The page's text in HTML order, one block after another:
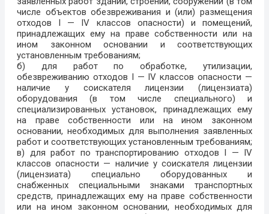
числе объектов обезвреживания и (или) размещения
отходов I — IV классов опасности) и помещений,
принадлежащих ему на праве собственности или на
ином законном основании и соответствующих
установленным требованиям;
б) для работ по обработке, утилизации,
обезвреживанию отходов I — IV классов опасности —
наличие у соискателя лицензии (лицензиата)
оборудования (в том числе специального) и
специализированных установок, принадлежащих ему
на праве собственности или на ином законном
основании, необходимых для выполнения заявленных
работ и соответствующих установленным требованиям;
в) для работ по транспортированию отходов I — IV
классов опасности — наличие у соискателя лицензии
(лицензиата) специально оборудованных и
снабженных специальными знаками транспортных
средств, принадлежащих ему на праве собственности
или на ином законном основании, необходимых для